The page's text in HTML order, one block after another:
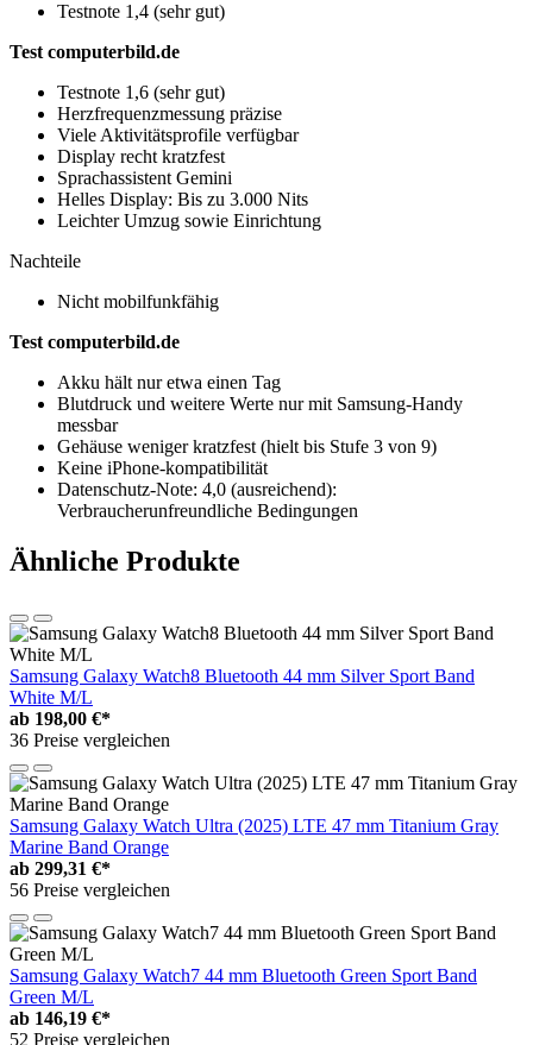
Testnote 1,4 (sehr gut)
Test computerbild.de
Testnote 1,6 (sehr gut)
Herzfrequenzmessung präzise
Viele Aktivitätsprofile verfügbar
Display recht kratzfest
Sprachassistent Gemini
Helles Display: Bis zu 3.000 Nits
Leichter Umzug sowie Einrichtung
Nachteile
Nicht mobilfunkfähig
Test computerbild.de
Akku hält nur etwa einen Tag
Blutdruck und weitere Werte nur mit Samsung-Handy
messbar
Gehäuse weniger kratzfest (hielt bis Stufe 3 von 9)
Keine iPhone-kompatibilität
Datenschutz-Note: 4,0 (ausreichend):
Verbraucherunfreundliche Bedingungen
Ähnliche Produkte
Samsung Galaxy Watch8 Bluetooth 44 mm Silver Sport Band
White M/L
ab 198,00 €*
36 Preise vergleichen
Samsung Galaxy Watch Ultra (2025) LTE 47 mm Titanium Gray
Marine Band Orange
ab 299,31 €*
56 Preise vergleichen
Samsung Galaxy Watch7 44 mm Bluetooth Green Sport Band
Green M/L
ab 146,19 €*
52 Preise vergleichen